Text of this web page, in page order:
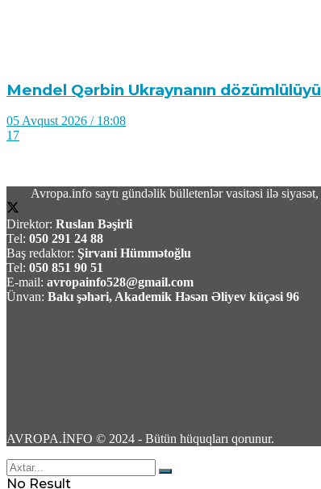
Mendel Qərbin Ukraynanın dözümlülüyü
05 Avqust 2026 / 18:08
17
Nigar Fərhadın əri həbs edildi
05 Avqust 2026 / 16:28
10
9
Avropa.info saytı gündəlik bülletenlər vasitəsi ilə
Direktor: Ruslan Bəşirli
Tel: 050 291 24 88
Baş redaktor: Şirvani Hümmətoğlu
Tel: 050 851 90 51
E-mail: avropainfo528@gmail.com
Ünvan: Bakı şəhəri, Akademik Həsən Əliyev küçəsi 96
AVROPA.İNFO © 2024 - Bütün hüquqları qorunur.
No Result